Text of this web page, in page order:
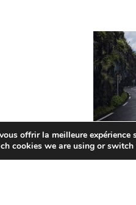
Location
la
offrir la meilleure expérience
cookies we are using or